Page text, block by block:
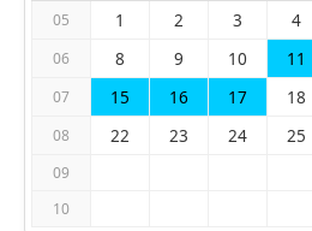
05 1 2 3 4
06 8 9 10 11
07 15 16 17 18
08 22 23 24 25
09
10